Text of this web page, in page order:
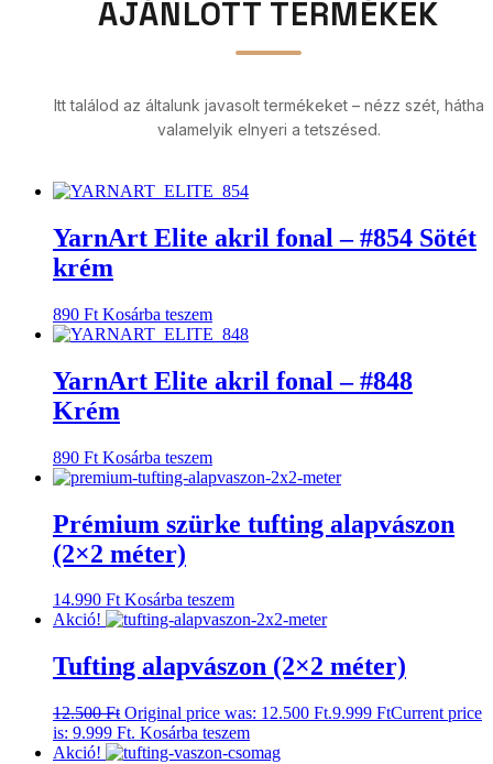
AJÁNLOTT TERMÉKEK
Itt találod az általunk javasolt termékeket – nézz szét, hátha
valamelyik elnyeri a tetszésed.
YarnArt Elite akril fonal – #854 Sötét
krém
890 Ft Kosárba teszem
YarnArt Elite akril fonal – #848
Krém
890 Ft Kosárba teszem
Prémium szürke tufting alapvászon
(2×2 méter)
14.990 Ft Kosárba teszem
Akció!
Tufting alapvászon (2×2 méter)
12.500Ft Original price was: 12.500 Ft.9.999 FtCurrent price
is: 9.999 Ft. Kosárba teszem
Akció!